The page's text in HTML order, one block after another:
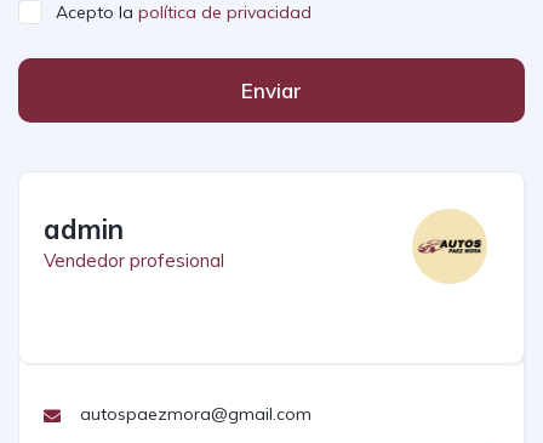
Acepto la política de privacidad
Enviar
admin
Vendedor profesional
autospaezmora@gmail.com